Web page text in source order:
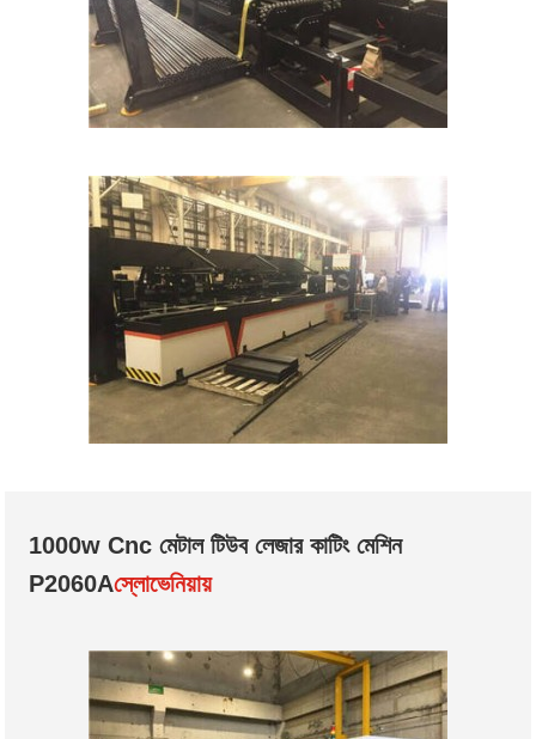
1000w Cnc মেটাল টিউব লেজার কাটিং মেশিন
P2060Aস্লোভেনিয়ায়